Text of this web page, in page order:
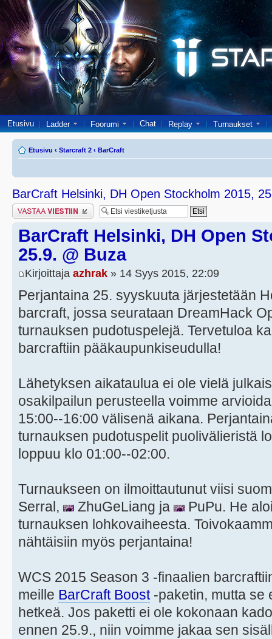
Etusivu Ladder Foorumi Chat Replay Turnaukset
Etusivu ‹ Starcraft 2 ‹ BarCraft
BarCraft Helsinki, DH Open Stockholm 2015,
Lähetä vastaus
BarCraft Helsinki, DH Open
25.9. @ Buza
Kirjoittaja azhrak » 14 Syys 2015, 22:09
Perjantaina 25. syyskuuta järjestetään
barcraft, jossa seurataan DreamHack
turnauksen pudotuspelejä. Tervetuloa
barcraftiin pääkaupunkiseudulla!
Lähetyksen aikataulua ei ole vielä
osakilpailun perusteella voimme
15:00--16:00 välisenä aikana.
turnauksen pudotuspelit puolivälieristä
loppuu klo 01:00--02:00.
Turnaukseen on ilmoittautunut viisi
Serral,
ZhuGeLiang ja
PuPu. He
turnauksen lohkovaiheesta.
nähtäisiin myös perjantaina!
WCS 2015 Season 3 -finaalien
meille BarCraft Boost-paketin, mutta se
hetkeä. Jos paketti ei ole kokonaan
ennen 25.9., niin voimme jakaa sen